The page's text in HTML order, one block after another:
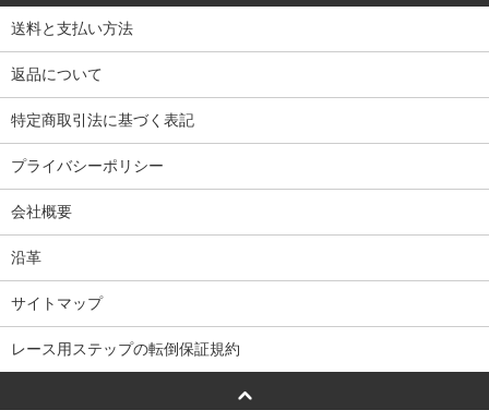
送料と支払い方法
返品について
特定商取引法に基づく表記
プライバシーポリシー
会社概要
沿革
サイトマップ
レース用ステップの転倒保証規約